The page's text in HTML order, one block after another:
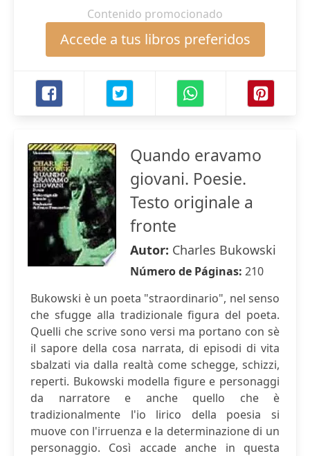
Contenido promocionado
Accede a tus libros preferidos
Quando eravamo
giovani. Poesie.
Testo originale a
fronte
Autor: Charles Bukowski
Número de Páginas: 210
Bukowski è un poeta "straordinario", nel senso
che sfugge alla tradizionale figura del poeta.
Quelli che scrive sono versi ma portano con sè
il sapore della cosa narrata, di episodi di vita
sbalzati via dalla realtà come schegge, schizzi,
reperti. Bukowski modella figure e personaggi
da narratore e anche quello che è
tradizionalmente l'io lirico della poesia si
muove con l'irruenza e la determinazione di un
personaggio. Così accade anche in questa